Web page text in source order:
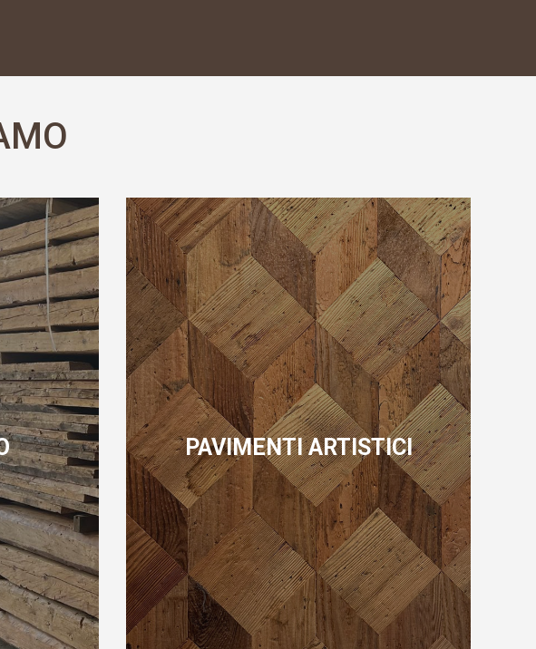
PAVIMENTI ARTISTICI